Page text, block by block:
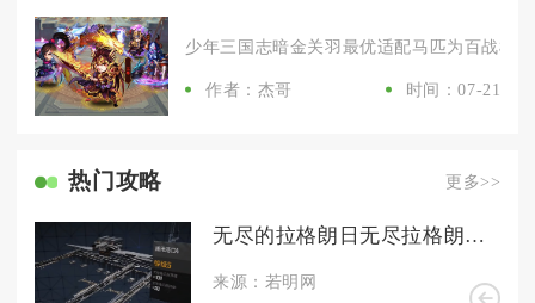
少年三国志暗金关羽最优适配马匹为百战机
作者：杰哥 时间：07-21
热门攻略 更多>>
无尽的拉格朗日无尽拉格朗日中如何生产工程船
来源：若明网